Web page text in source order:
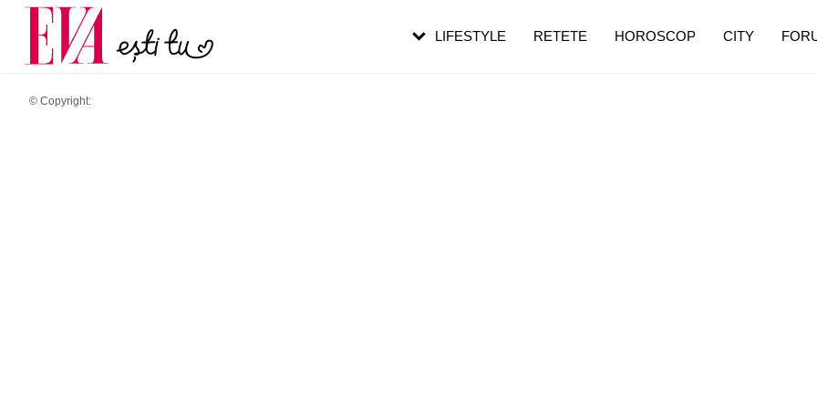
© Copyright:
LIFESTYLE RETETE HOROSCOP CITY
Carieră
Actualitate
pe măsură ce înaintezi în vârstă